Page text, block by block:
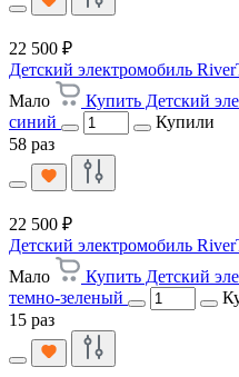
22 500 ₽
Детский электромобиль
Мало
Купить Детский
синий
Купили
58 раз
22 500 ₽
Детский электромобиль
Мало
Купить Детский
темно-зеленый
15 раз